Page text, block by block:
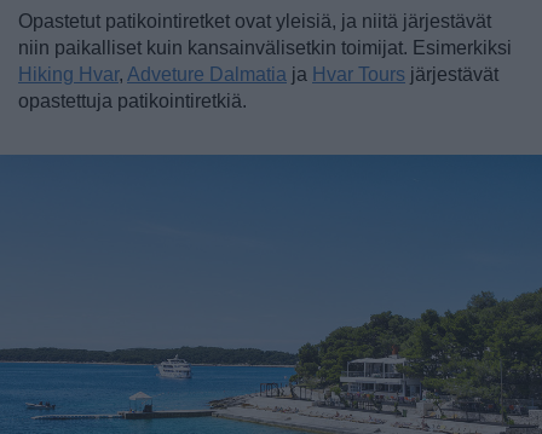
Opastetut patikointiretket ovat yleisiä, ja niitä järjestävät
niin paikalliset kuin kansainvälisetkin toimijat. Esimerkiksi
Hiking Hvar, Adveture Dalmatia ja Hvar Tours järjestävät
opastettuja patikointiretkiä.